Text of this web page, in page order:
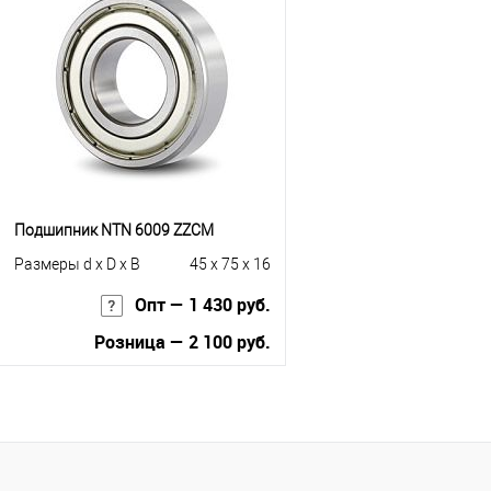
Купить в 1 клик
К сравнению
В избранное
Под заказ
Подшипник NTN 6009 ZZCM
Размеры d x D x B
45 x 75 x 16
Опт — 1 430 руб.
Розница — 2 100 руб.